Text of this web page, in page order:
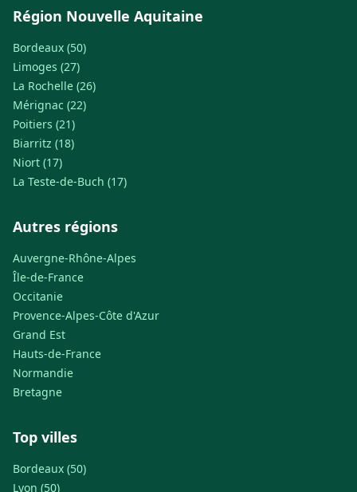
Région Nouvelle Aquitaine
Bordeaux (50)
Limoges (27)
La Rochelle (26)
Mérignac (22)
Poitiers (21)
Biarritz (18)
Niort (17)
La Teste-de-Buch (17)
Autres régions
Auvergne-Rhône-Alpes
Île-de-France
Occitanie
Provence-Alpes-Côte d'Azur
Grand Est
Hauts-de-France
Normandie
Bretagne
Top villes
Bordeaux (50)
Lyon (50)